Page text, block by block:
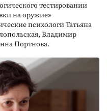
тестировании
на оружие»
психологи Татьяна
Владимир
Портнова.